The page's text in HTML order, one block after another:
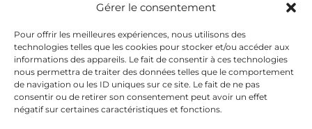
Gérer le consentement
Pour offrir les meilleures expériences, nous utilisons des
technologies telles que les cookies pour stocker et/ou accéder aux
informations des appareils. Le fait de consentir à ces technologies
nous permettra de traiter des données telles que le comportement
de navigation ou les ID uniques sur ce site. Le fait de ne pas
consentir ou de retirer son consentement peut avoir un effet
négatif sur certaines caractéristiques et fonctions.
Informations
Mentions légales
CGV